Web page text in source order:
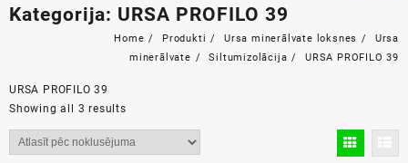
Kategorija: URSA PROFILO 39
Home Produkti Ursa minerālvate loksnes
Ursa
minerālvate
Siltumizolācija URSA PROFILO 39
URSA PROFILO 39
Showing all 3 results